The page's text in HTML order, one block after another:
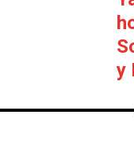
y